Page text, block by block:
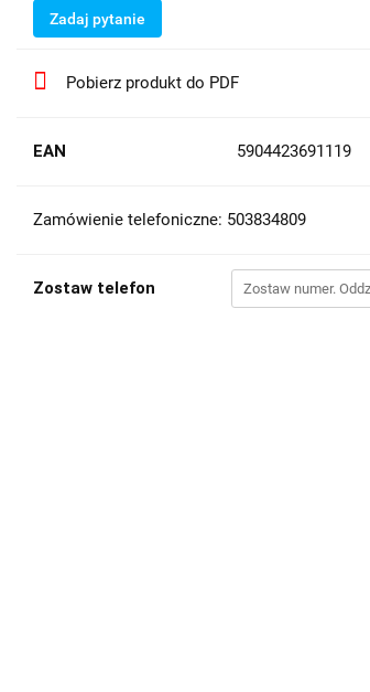
Zadaj pytanie
Pobierz produkt do PDF
EAN 5904423691119
Zamówienie telefoniczne: 503834809
Zostaw telefon